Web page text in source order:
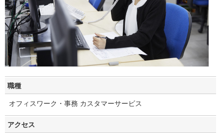
職種
オフィスワーク・事務 カスタマーサービス
アクセス